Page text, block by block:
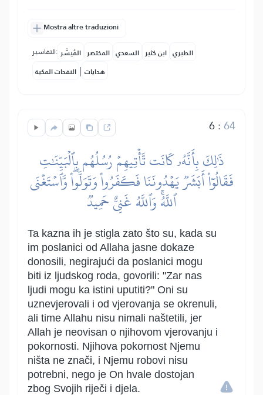
Mostra altre traduzioni
التفاسير: المُيسَّر المختصر السعدي ابن كثير الطبري
النفحات المكية | هدايات
6:64
ذَٰلِكَ بِأَنَّهُۥ كَانَت تَّأۡتِيهِمۡ رُسُلُهُم بِٱلۡبَيِّنَٰتِ
فَقَالُوٓاْ أَبَشَرٞ يَهۡدُونَنَا فَكَفَرُواْ وَتَوَلَّواْۖ وَّٱسۡتَغۡنَى
ٱللَّهُۚ وَٱللَّهُ غَنِيٌّ حَمِيدٞ
Ta kazna ih je stigla zato što su, kada su
im poslanici od Allaha jasne dokaze
donosili, negirajući da poslanici mogu
biti iz ljudskog roda, govorili: "Zar nas
ljudi mogu ka istini uputiti?" Oni su
uznevjerovali i od vjerovanja se okrenuli,
ali time Allahu nisu nimali naštetili, jer
Allah je neovisan o njihovom vjerovanju i
pokornosti. Njihova pokornost Njemu
ništa ne znači, i Njemu robovi nisu
potrebni, nego je On hvale dostojan
zbog Svojih riječi i djela.